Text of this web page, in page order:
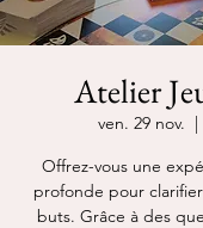
Atelier
ven. 29 nov.
  |
Offrez-vous une
profonde pour
buts. Grâce à des